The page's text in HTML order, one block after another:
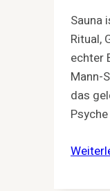
Sauna
Ritual,
echter
Mann-
das